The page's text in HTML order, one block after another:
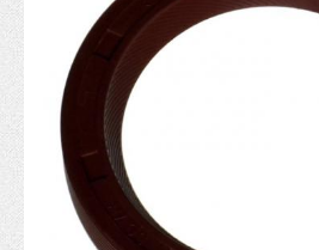
PUMPA ZA ULJE
VENTIL, ODUŠAK BLOKA MOTORA
SEMERING
REGULATOR
ŠASIJA I UPRAVLJANJE